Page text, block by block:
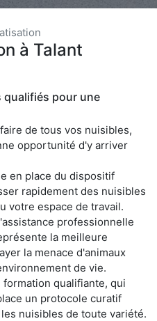
à Talant
qualifiés pour une
de tous vos nuisibles,
opportunité d'y arriver
en place du dispositif
rapidement des nuisibles
votre espace de travail.
professionnelle
la meilleure
la menace d'animaux
de vie.
qualifiante, qui
un protocole curatif
nuisibles de toute variété.